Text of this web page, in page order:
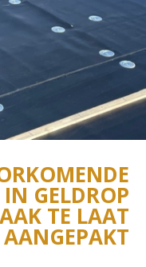
GELDROP
TE LAAT